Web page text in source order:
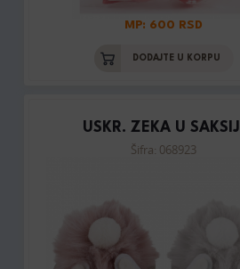
MP: 600 RSD
DODAJTE U KORPU
USKR. ZEKA U SAKSIJI
Šifra: 068923